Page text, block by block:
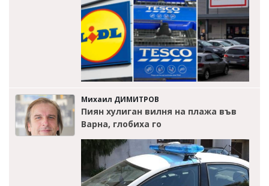
Михаил ДИМИТРОВ
Пиян хулиган вилня на плажа във
Варна, глобиха го